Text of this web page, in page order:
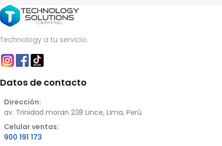
Technology a tu servicio.
Datos de contacto
Dirección:
av. Trinidad moran 238 Lince, Lima, Perú
Celular ventas:
900 191 173